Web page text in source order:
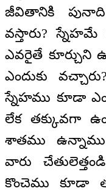
జీవితానికి పునాది.
వస్తారు?
ఎవరైతే
ఎందుకు
స్నేహము కూడా
లేక తక్కువగా
శాతము
వారు
కొంచెము కూడా